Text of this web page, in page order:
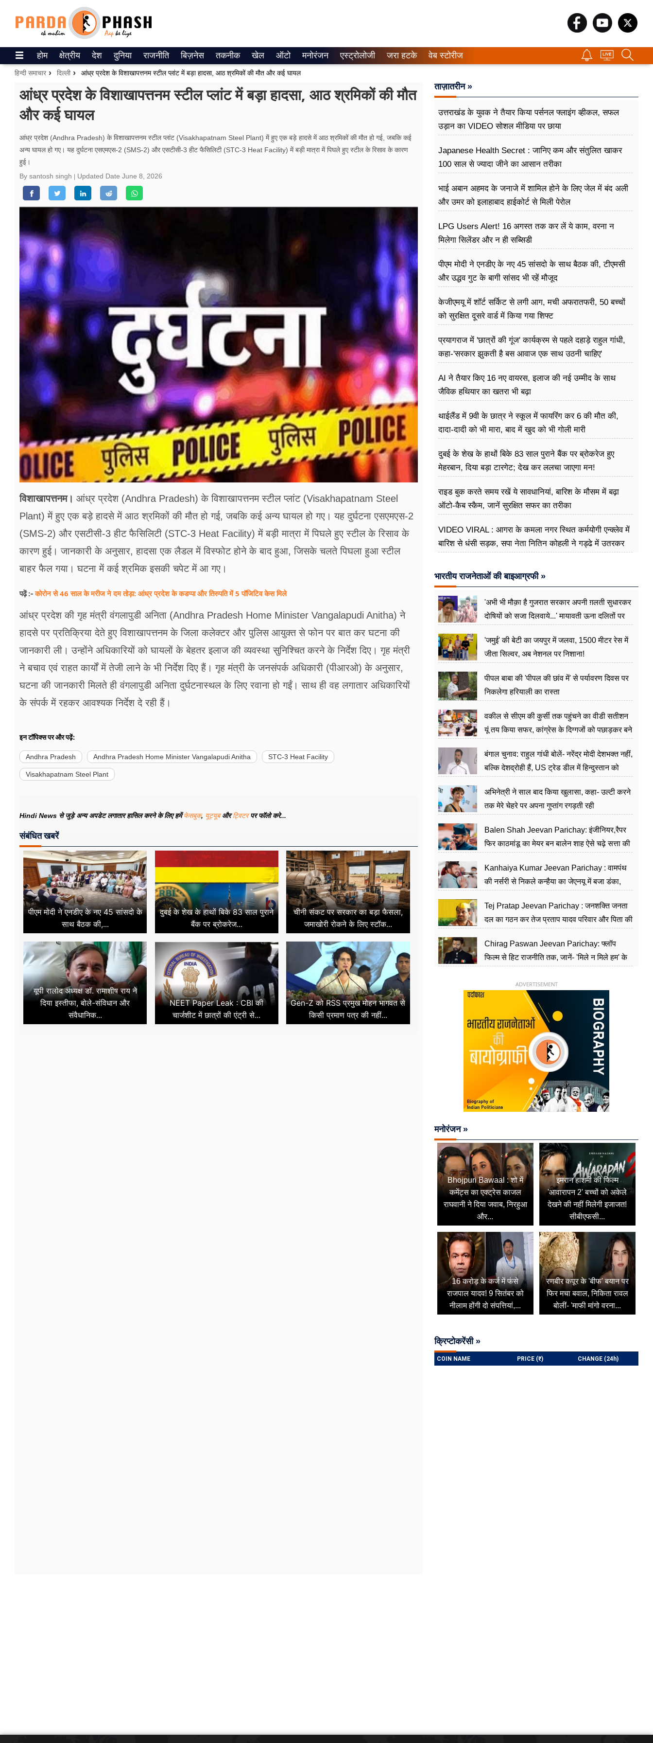
ePaper
वेब स्टोरीज
उत्तर प्रदेश
गैलरी
वीडियो
रिलेशनशिप
जीवन मंत्रा
सेहत
ब्‍यूटी
जॉब्स
शिक्षा
अन्य खबरें
होम क्षेत्रीय देश दुनिया राजनीति बिज़नेस तकनीक खेल ऑटो मनोरंजन एस्ट्रोलोजी जरा हटके वेब स्टोरीज
हिन्दी समाचार दिल्ली आंध्र प्रदेश के विशाखापत्तनम स्टील प्लांट में बड़ा हादसा, आठ श्रमिकों की मौत और कई घायल
आंध्र प्रदेश के विशाखापत्तनम स्टील प्लांट में बड़ा हादसा, आठ श्रमिकों की मौत
और कई घायल
आंध्र प्रदेश (Andhra Pradesh) के विशाखापत्तनम स्टील प्लांट (Visakhapatnam Steel Plant) में हुए एक बड़े हादसे में आठ श्रमिकों की मौत हो गई, जबकि कई
अन्य घायल हो गए। यह दुर्घटना एसएमएस-2 (SMS-2) और एसटीसी-3 हीट फैसिलिटी (STC-3 Heat Facility) में बड़ी मात्रा में पिघले हुए स्टील के रिसाव के कारण
हुई।
By santosh singh
Updated Date June 8, 2026
विशाखापत्तनम। आंध्र प्रदेश (Andhra Pradesh) के विशाखापत्तनम स्टील प्लांट (Visakhapatnam Steel
Plant) में हुए एक बड़े हादसे में आठ श्रमिकों की मौत हो गई, जबकि कई अन्य घायल हो गए। यह दुर्घटना एसएमएस-2
(SMS-2) और एसटीसी-3 हीट फैसिलिटी (STC-3 Heat Facility) में बड़ी मात्रा में पिघले हुए स्टील के रिसाव के
कारण हुई। जानकारी के अनुसार, हादसा एक लैडल में विस्फोट होने के बाद हुआ, जिसके चलते पिघला हुआ स्टील
बाहर फैल गया। घटना में कई श्रमिक इसकी चपेट में आ गए।
पढ़ें :-कोरोन से 46 साल के मरीज ने दम तोड़ा: आंध्र प्रदेश के कडप्पा और तिरुपति में 5 पॉजिटिव केस मिले
आंध्र प्रदेश की गृह मंत्री वंगलापुडी अनिता (Andhra Pradesh Home Minister Vangalapudi Anitha) ने
हादसे पर प्रतिक्रिया देते हुए विशाखापत्तनम के जिला कलेक्टर और पुलिस आयुक्त से फोन पर बात कर घटना की
जानकारी ली। उन्होंने अधिकारियों को घायलों के बेहतर इलाज की व्यवस्था सुनिश्चित करने के निर्देश दिए। गृह मंत्री
ने बचाव एवं राहत कार्यों में तेजी लाने के भी निर्देश दिए हैं। गृह मंत्री के जनसंपर्क अधिकारी (पीआरओ) के अनुसार,
घटना की जानकारी मिलते ही वंगलापुडी अनिता दुर्घटनास्थल के लिए रवाना हो गईं। साथ ही वह लगातार अधिकारियों
के संपर्क में रहकर आवश्यक निर्देश दे रही हैं।
इन टॉपिक्स पर और पढ़ें:
Andhra Pradesh Andhra Pradesh Home Minister Vangalapudi Anitha STC-3 Heat Facility
Visakhapatnam Steel Plant
Hindi News से जुड़े अन्य अपडेट लगातार हासिल करने के लिए हमेंफेसबुक, यूट्यूबऔरट्विटरपर फॉलो करे...
संबंधित खबरें
पीएम मोदी ने एनडीए के नए 45 सांसदो के
साथ बैठक की,...
दुबई के शेख के हाथों बिके 83 साल पुराने
बैंक पर ब्रोकरेज...
चीनी संकट पर सरकार का बड़ा फैसला,
जमाखोरी रोकने के लिए स्टॉक...
यूपी रालोद अध्यक्ष डॉ. रामाशीष राय ने
दिया इस्तीफा, बोले-संविधान और
संवैधानिक...
NEET Paper Leak : CBI की
चार्जशीट में छात्रों की एंट्री से...
Gen-Z को RSS प्रमुख मोहन भागवत से
किसी प्रमाण पत्र की नहीं...
ताज़ातरीन »
उत्तराखंड के युवक ने तैयार किया पर्सनल फ्लाइंग व्हीकल, सफल
उड़ान का VIDEO सोशल मीडिया पर छाया
Japanese Health Secret : जानिए कम और संतुलित खाकर
100 साल से ज्यादा जीने का आसान तरीका
भाई अबान अहमद के जनाजे में शामिल होने के लिए जेल में बंद अली
और उमर को इलाहाबाद हाईकोर्ट से मिली पेरोल
LPG Users Alert! 16 अगस्त तक कर लें ये काम, वरना न
मिलेगा सिलेंडर और न ही सब्सिडी
पीएम मोदी ने एनडीए के नए 45 सांसदो के साथ बैठक की, टीएमसी
और उद्धव गुट के बागी सांसद भी रहें मौजूद
केजीएमयू में शॉर्ट सर्किट से लगी आग, मची अफरातफरी, 50 बच्चों
को सुरक्षित दूसरे वार्ड में किया गया शिफ्ट
प्रयागराज में 'छात्रों की गूंज' कार्यक्रम से पहले दहाड़े राहुल गांधी,
कहा-'सरकार झुकती है बस आवाज एक साथ उठनी चाहिए'
AI ने तैयार किए 16 नए वायरस, इलाज की नई उम्मीद के साथ
जैविक हथियार का खतरा भी बढ़ा
थाईलैंड में 9वी के छात्र ने स्कूल में फायरिंग कर 6 की मौत की,
दादा-दादी को भी मारा, बाद में खुद को भी गोली मारी
दुबई के शेख के हाथों बिके 83 साल पुराने बैंक पर ब्रोकरेज हुए
मेहरबान, दिया बड़ा टारगेट; देख कर ललचा जाएगा मन!
राइड बुक करते समय रखें ये सावधानियां, बारिश के मौसम में बढ़ा
ऑटो-कैब स्कैम, जानें सुरक्षित सफर का तरीका
VIDEO VIRAL : आगरा के कमला नगर स्थित कर्मयोगी एन्क्लेव में
बारिश से धंसी सड़क, सपा नेता नितिन कोहली ने गड्ढे में उतरकर
भारतीय राजनेताओं की बाइआग्रफी »
'अभी भी मौक़ा है गुजरात सरकार अपनी ग़लती सुधारकर
दोषियों को सजा दिलवाये...' मायावती ऊना दलितों पर
'जमुई' की बेटी का जयपुर में जलवा, 1500 मीटर रेस में
जीता सिल्वर, अब नेशनल पर निशाना!
पीपल बाबा की 'पीपल की छांव में' से पर्यावरण दिवस पर
निकलेगा हरियाली का रास्ता
वकील से सीएम की कुर्सी तक पहुंचने का वीडी सतीशन
यूं तय किया सफर, कांग्रेस के दिग्गजों को पछाड़कर बने
बंगाल चुनाव: राहुल गांधी बोलें- नरेंद्र मोदी देशभक्त नहीं,
बल्कि देशद्रोही हैं, US ट्रेड डील में हिन्दुस्तान को
अभिनेत्री ने साल बाद किया खुलासा, कहा- उल्टी करने
तक मेरे चेहरे पर अपना गुप्तांग रगड़ती रही
Balen Shah Jeevan Parichay: इंजीनियर,रैपर
फिर काठमांडू का मेयर बन बालेन शाह ऐसे चढ़े सत्ता की
Kanhaiya Kumar Jeevan Parichay : वामपंथ
की नर्सरी से निकले कन्हैया का जेएनयू में बजा डंका,
Tej Pratap Jeevan Parichay : जनशक्ति जनता
दल का गठन कर तेज प्रताप यादव परिवार और पिता की
Chirag Paswan Jeevan Parichay: फ्लॉप
फिल्म से हिट राजनीति तक, जानें- 'मिले न मिले हम' के
ADVERTISEMENT
मनोरंजन »
Bhojpuri Bawaal : शो में
कमेंट्स का एक्ट्रेस काजल
राघवानी ने दिया जवाब, निरहुआ
और...
इमरान हाशमी की फिल्म
'आवारापन 2' बच्चों को अकेले
देखने की नहीं मिलेगी इजाजत!
सीबीएफसी...
16 करोड़ के कर्ज में फंसे
राजपाल यादव! 9 सितंबर को
नीलाम होंगी दो संपत्तियां,...
रणबीर कपूर के 'बीफ' बयान पर
फिर मचा बवाल, निकिता रावल
बोलीं- 'माफी मांगो वरना...
क्रिप्टोकरेंसी »